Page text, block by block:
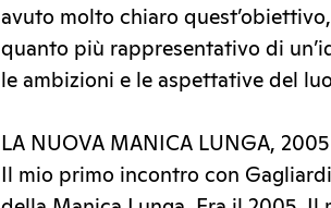
avuto molto chiaro
quanto più rappresentativo di
le ambizioni e le aspettative del
LA NUOVA MANICA LUNGA, 2005
Il mio primo incontro con